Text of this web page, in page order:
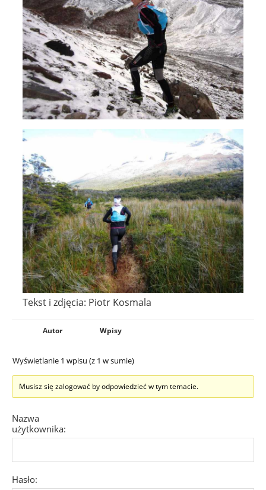
Tekst i zdjęcia: Piotr Kosmala
Autor Wpisy
Wyświetlanie 1 wpisu (z 1 w sumie)
Musisz się zalogować by odpowiedzieć w tym temacie.
Nazwa
użytkownika:
Hasło: